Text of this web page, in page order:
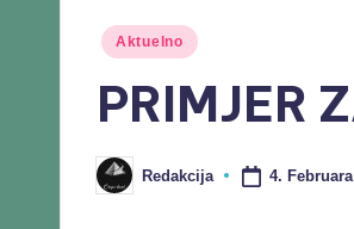
Aktuelno
PRIMJER
Redakcija 4.